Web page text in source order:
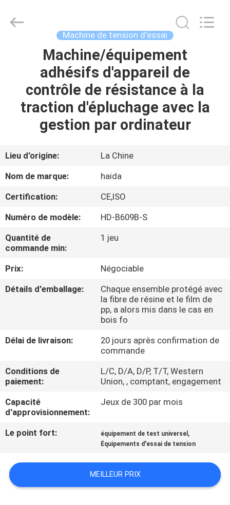
MAISON
PRODUITS
VIDÉOS
SPECTACLE
VR
À
PROPOS
DE
VISITE
L'USINE
CONTRÔLE
DE
LA
QUALITÉ
NOUS
Equipment
Machine de tension d'essai
Machine/équipement
adhésifs d'appareil de
contrôle de résistance à la
traction d'épluchage avec la
gestion par ordinateur
Lieu d'origine:
La Chine
Nom de marque:
haida
Certification:
CE,ISO
Numéro de modèle:
HD-B609B-S
Quantité de
commande min:
1 jeu
Prix:
Négociable
Détails d'emballage:
Chaque ensemble protégé avec
la fibre de résine et le film de
pp, a alors mis dans le cas en
bois fo
Délai de livraison:
20 jours après confirmation de
commande
Conditions de
paiement:
L/C, D/A, D/P, T/T, Western
Union, , comptant, engagement
Capacité
d'approvisionnement:
Jeux de 300 par mois
Le point fort: équipement de test universel ,
Équipements d'essai de tension
MEILLEUR PRIX